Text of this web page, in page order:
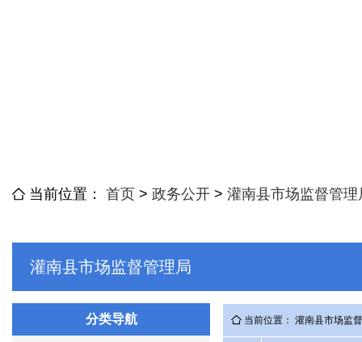
当前位置： 首页 > 政务公开 > 灌南县市场监督管理
灌南县市场监督管理局
分类导航 当前位置： 灌南县市场监